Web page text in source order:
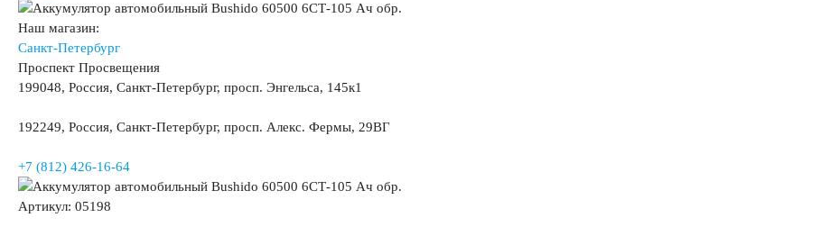
Наш магазин:
Санкт-Петербург
Проспект Просвещения
199048, Россия, Санкт-Петербург, просп. Энгельса, 145к1
192249, Россия, Санкт-Петербург, просп. Алекс. Фермы, 29ВГ
+7 (812) 426-16-64
Артикул: 05198